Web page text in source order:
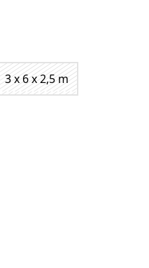
3 x 6 x 2,5 m